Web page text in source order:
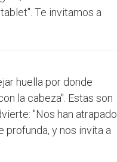
Te invitamos a
huella por donde
la cabeza". Estas son
"Nos han atrapado
profunda, y nos invita a